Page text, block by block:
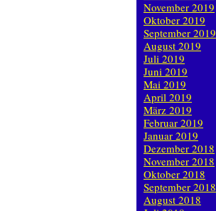
November 2019
Oktober 2019
September 2019
August 2019
Juli 2019
Juni 2019
Mai 2019
April 2019
März 2019
Februar 2019
Januar 2019
Dezember 2018
November 2018
Oktober 2018
September 2018
August 2018